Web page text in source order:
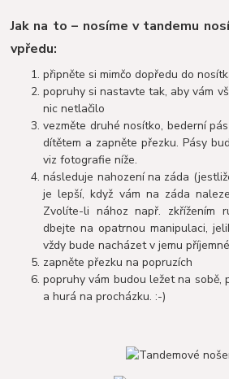
Jak na to – nosíme v tandemu
vpředu:
připněte si mimčo dopředu do
popruhy si nastavte tak, aby vám
nic netlačilo
vezměte druhé nosítko, bederní
dítětem a zapněte přezku. Pásy
viz fotografie níže.
následuje nahození na záda
je lepší, když vám na záda
Zvolíte-li nához např. zkřížením
dbejte na opatrnou manipulaci,
vždy bude nacházet v jemu
zapněte přezku na popruzích
popruhy vám budou ležet na sobě,
a hurá na procházku. :-)